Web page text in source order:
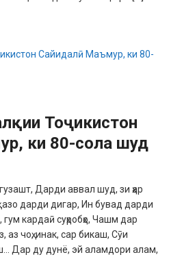
Тоҷикистон
ки 80-сола шуд
Дарди аввал шуд, зи ҳар
дарди дигар, Ин бувад дарди
кардаӣ суҳробҳо, Чашм дар
аз чоҳ, инак, сар бикаш, Сӯи
Дар ду дунё, эй аламдори алам,